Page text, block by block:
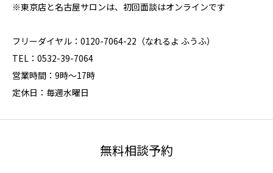
※東京店と名古屋サロンは、初回面談はオンラインです
フリーダイヤル：0120-7064-22（なれるよ ふうふ）
TEL：0532-39-7064
営業時間：9時～17時
定休日：毎週水曜日
無料相談予約